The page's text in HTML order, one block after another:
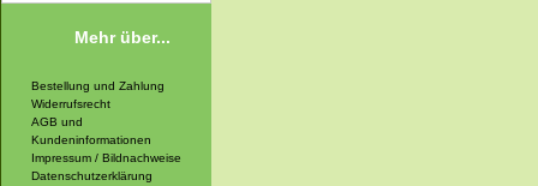
Mehr über...
Bestellung und Zahlung
Widerrufsrecht
AGB und
Kundeninformationen
Impressum / Bildnachweise
Datenschutzerklärung